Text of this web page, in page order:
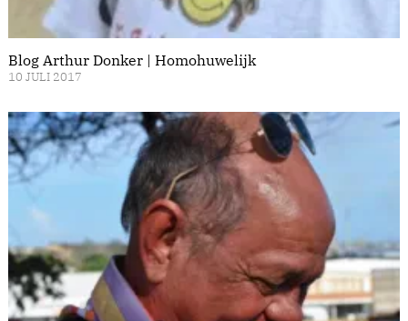
Blog Arthur Donker | Homohuwelijk
10 JULI 2017